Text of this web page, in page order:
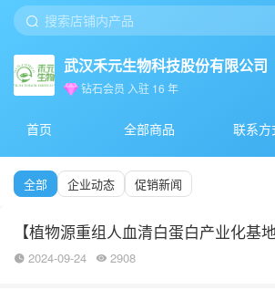
武汉禾元生物科技股份有限公司
钻石会员 入驻 16 年
首页 全部商品 联系方
全部 企业动态 促销新闻
【植物源重组人血清白蛋白产业化基
2024-09-24 2908